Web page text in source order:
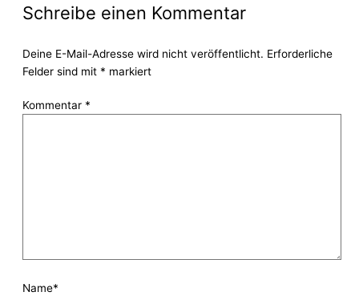
Schreibe einen Kommentar
Deine E-Mail-Adresse wird nicht veröffentlicht. Erforderliche
Felder sind mit * markiert
Kommentar *
Name*